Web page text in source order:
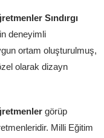
Sındırgı
deneyimli
ortam oluşturulmuş,
olarak dizayn
görüp
Milli Eğitim